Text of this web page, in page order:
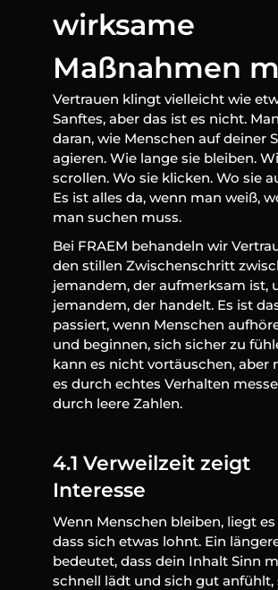
wirksame
Maßnahmen
Vertrauen klingt vielleicht wie
Sanftes, aber das ist es nicht.
daran, wie Menschen auf deiner
agieren. Wie lange sie bleiben.
scrollen. Wo sie klicken. Wo sie
Es ist alles da, wenn man weiß,
man suchen muss.
Bei FRAEM behandeln wir
den stillen Zwischenschritt
jemandem, der aufmerksam ist,
jemandem, der handelt. Es ist
passiert, wenn Menschen
und beginnen, sich sicher zu
kann es nicht vortäuschen, aber
es durch echtes Verhalten
durch leere Zahlen.
4.1 Verweilzeit zeigt
Interesse
Wenn Menschen bleiben, liegt es
dass sich etwas lohnt. Ein
bedeutet, dass dein Inhalt Sinn
schnell lädt und sich gut anfühlt,